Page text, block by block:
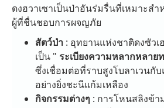
ดงฮวาเซาเป็นป่าอันร่มรื่นที่เหมาะส
ผู้ที่ชื่นชอบการผจญภัย
สัตว์ป่า : อุทยานแห่งชาติดงซัวเ
เป็น " ระเบียงความหลากหลาย
ซึ่งเชื่อมต่อที่ราบสูงโบลาเวนกั
อย่างยิ่งชะนีแก้มเหลือง
กิจกรรมต่างๆ : การโหนสลิงข้า